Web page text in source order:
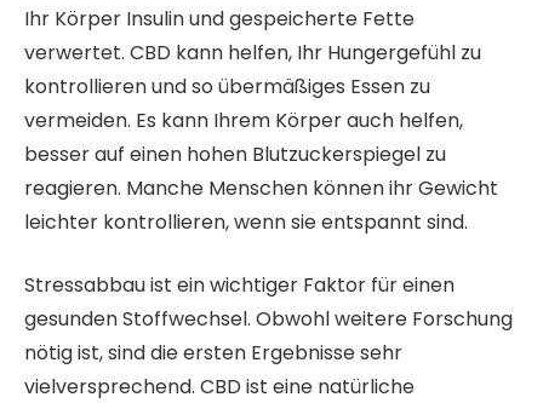
Ihr Körper Insulin und gespeicherte Fette
verwertet. CBD kann helfen, Ihr Hungergefühl zu
kontrollieren und so übermäßiges Essen zu
vermeiden. Es kann Ihrem Körper auch helfen,
besser auf einen hohen Blutzuckerspiegel zu
reagieren. Manche Menschen können ihr Gewicht
leichter kontrollieren, wenn sie entspannt sind.
Stressabbau ist ein wichtiger Faktor für einen
gesunden Stoffwechsel. Obwohl weitere Forschung
nötig ist, sind die ersten Ergebnisse sehr
vielversprechend. CBD ist eine natürliche